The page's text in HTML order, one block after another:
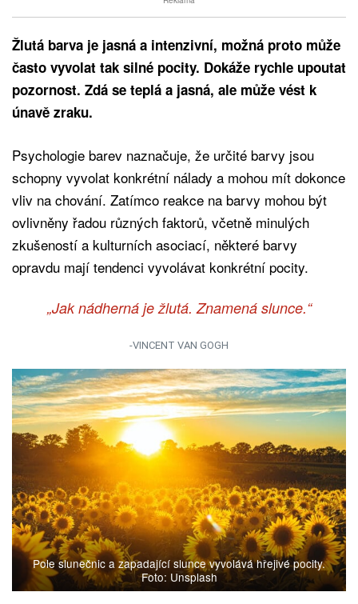
Žlutá barva je jasná a intenzivní, možná proto může
často vyvolat tak silné pocity. Dokáže rychle upoutat
pozornost. Zdá se teplá a jasná, ale může vést k
únavě zraku.
Psychologie barev naznačuje, že určité barvy jsou
schopny vyvolat konkrétní nálady a mohou mít dokonce
vliv na chování. Zatímco reakce na barvy mohou být
ovlivněny řadou různých faktorů, včetně minulých
zkušeností a kulturních asociací, některé barvy
opravdu mají tendenci vyvolávat konkrétní pocity.
„Jak nádherná je žlutá. Znamená slunce.“
-VINCENT VAN GOGH
Pole slunečnic a zapadající slunce vyvolává hřejivé pocity.
Foto: Unsplash